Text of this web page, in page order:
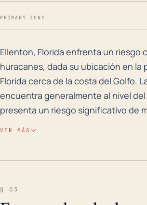
PRIMARY ZONE
Ellenton, Florida enfrenta un riesgo
Ellenton, Florida enfrenta un riesgo
huracanes, dada su ubicación en la
Florida cerca de la costa del Golfo.
encuentra generalmente al nivel del
presenta un riesgo significativo de
ciclónicas asociadas con huracanes
VER MÁS
§ 03